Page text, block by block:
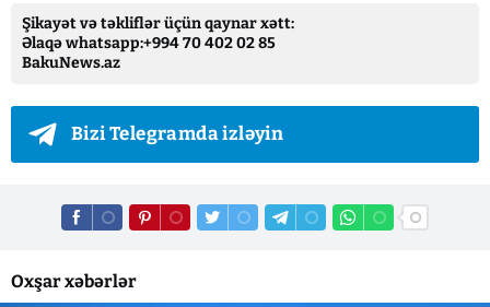
Şikayət və təkliflər üçün qaynar xətt:
Əlaqə whatsapp:+994 70 402 02 85
BakuNews.az
Bizi Telegramda izləyin
Oxşar xəbərlər